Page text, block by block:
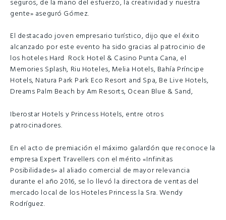
seguros, de la mano del esfuerzo, la creatividad y nuestra
gente» aseguró Gómez.
El destacado joven empresario turístico, dijo que el éxito
alcanzado por este evento ha sido gracias al patrocinio de
los hoteles Hard Rock Hotel & Casino Punta Cana, el
Memories Splash, Riu Hoteles, Melia Hotels, Bahía Príncipe
Hotels, Natura Park Park Eco Resort and Spa, Be Live Hotels,
Dreams Palm Beach by Am Resorts, Ocean Blue & Sand,
Iberostar Hotels y Princess Hotels, entre otros
patrocinadores.
En el acto de premiación el máximo galardón que reconoce la
empresa Expert Travellers con el mérito «Infinitas
Posibilidades» al aliado comercial de mayor relevancia
durante el año 2016, se lo llevó la directora de ventas del
mercado local de los Hoteles Princess la Sra. Wendy
Rodríguez.